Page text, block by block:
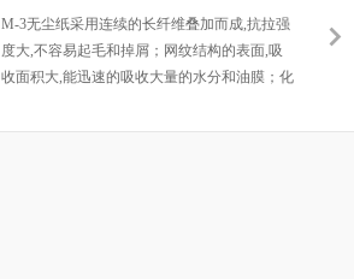
M-3无尘纸采用连续的长纤维叠加而成,抗拉强
度大,不容易起毛和掉屑；网纹结构的表面,吸
收面积大,能迅速的吸收大量的水分和油膜；化
260度-300度；主要用于较高环境下的设备的保